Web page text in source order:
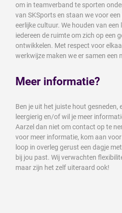
om in teamverband te sporten
van SKSports en staan we voor
eerlijke cultuur. We houden van een
iedereen de ruimte om zich op een
ontwikkelen. Met respect voor
werkwijze maken we er samen een
Meer informatie?
Ben je uit het juiste hout gesneden,
leergierig en/of wil je meer
Aarzel dan niet om contact op te
voor meer informatie, kom aan
loop in overleg gerust een dagje
bij jou past. Wij verwachten
maar zijn het zelf uiteraard ook!